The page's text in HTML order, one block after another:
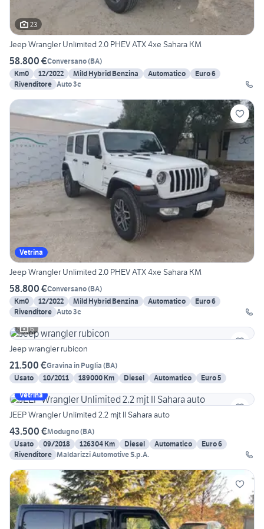
23
Jeep Wrangler Unlimited 2.0 PHEV ATX 4xe Sahara KM
58.800 €Conversano(BA)
Km0
12/2022 Mild Hybrid Benzina Automatico
Euro 6
Rivenditore Auto 3c
Vetrina
Jeep Wrangler Unlimited 2.0 PHEV ATX 4xe Sahara KM
58.800 €Conversano(BA)
Km0
12/2022 Mild Hybrid Benzina Automatico
Euro 6
Rivenditore Auto 3c
6
Jeep wrangler rubicon
21.500 €Gravina in Puglia (BA)
Usato
10/2011 189000 Km Diesel Automatico
Euro 5
Vetrina
JEEP Wrangler Unlimited 2.2 mjt II Sahara auto
43.500 €Modugno(BA)
Usato
09/2018 126304 Km Diesel Automatico
Euro 6
Rivenditore Maldarizzi Automotive S.p.A.